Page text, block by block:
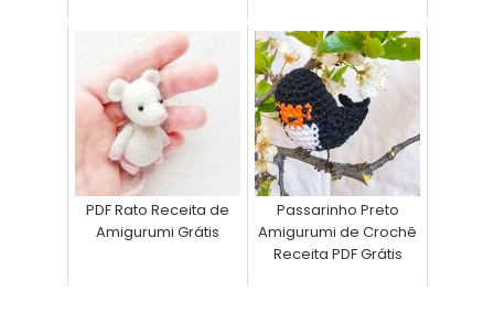
PDF Rato Receita de
Amigurumi Grátis
Passarinho Preto
Amigurumi de Crochê
Receita PDF Grátis